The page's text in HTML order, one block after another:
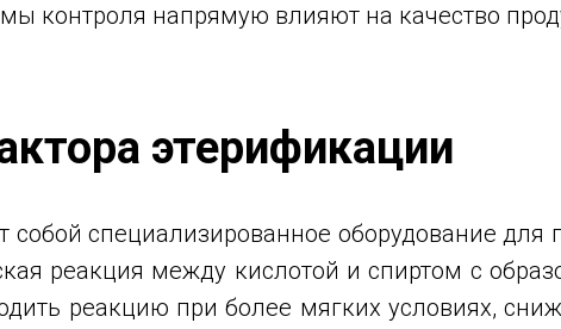
контроля напрямую влияют на качество
этерификации
собой специализированное оборудование для
реакция между кислотой и спиртом с
реакцию при более мягких условиях,